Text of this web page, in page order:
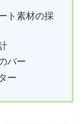
ト素材の採
バー
ー